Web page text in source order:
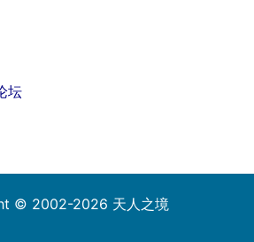
坛
© 2002-2026 天人之境